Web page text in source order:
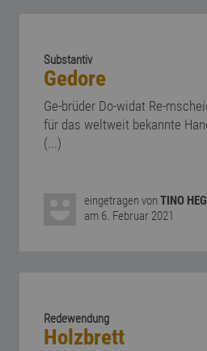
Substantiv
Gedore
Ge-brüder Do-widat Re-
für das weltweit bekannte
(...)
eingetragen vonTINO
am 6. Februar 2021
Redewendung
Holzbrett